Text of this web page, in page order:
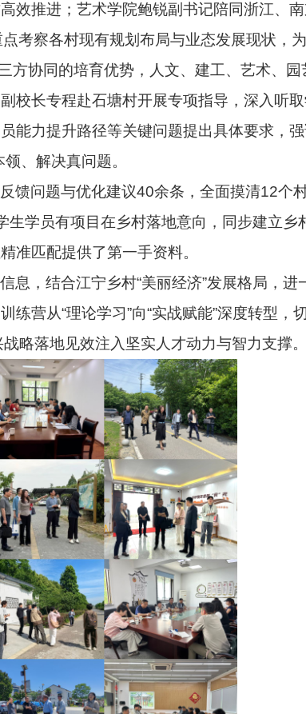
效推进；艺术学院鲍锐副书记陪同浙江、
考察各村现有规划布局与业态发展现状，
方协同的培育优势，人文、建工、艺术、
校长专程赴石塘村开展专项指导，深入听
能力提升路径等关键问题提出具体要求，
、解决真问题。
馈问题与优化建议40余条，全面摸清12个
生学员有项目在乡村落地意向，同步建立乡
准匹配提供了第一手资料。
息，结合江宁乡村“美丽经济”发展格局，进
练营从“理论学习”向“实战赋能”深度转型，
略落地见效注入坚实人才动力与智力支撑。